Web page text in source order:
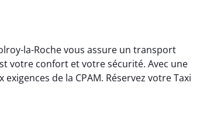
la-Roche vous assure un transport
votre confort et votre sécurité. Avec une
de la CPAM. Réservez votre Taxi